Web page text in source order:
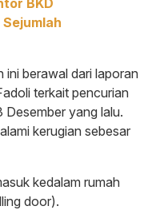
ini berawal dari laporan
terkait pencurian
Desember yang lalu.
kerugian sebesar
kedalam rumah
door).